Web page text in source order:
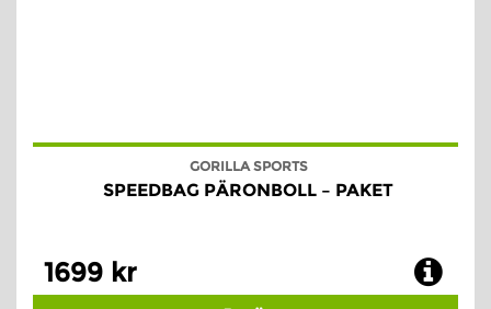
GORILLA SPORTS
SPEEDBAG PÄRONBOLL – PAKET
1699 kr